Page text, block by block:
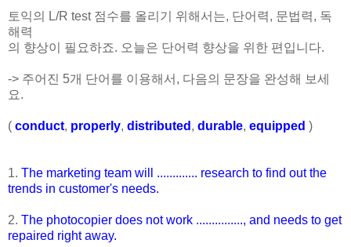
토익의 L/R test 점수를 올리기 위해서는, 단어력, 문법력, 독
해력
의 향상이 필요하죠. 오늘은 단어력 향상을 위한 편입니다.
-> 주어진 5개 단어를 이용해서, 다음의 문장을 완성해 보세
요.
( conduct, properly, distributed , durable, equipped )
1. The marketing team will ............. research to find out the
trends in customer's needs.
2. The photocopier does not work ..............., and needs to get
repaired right away.